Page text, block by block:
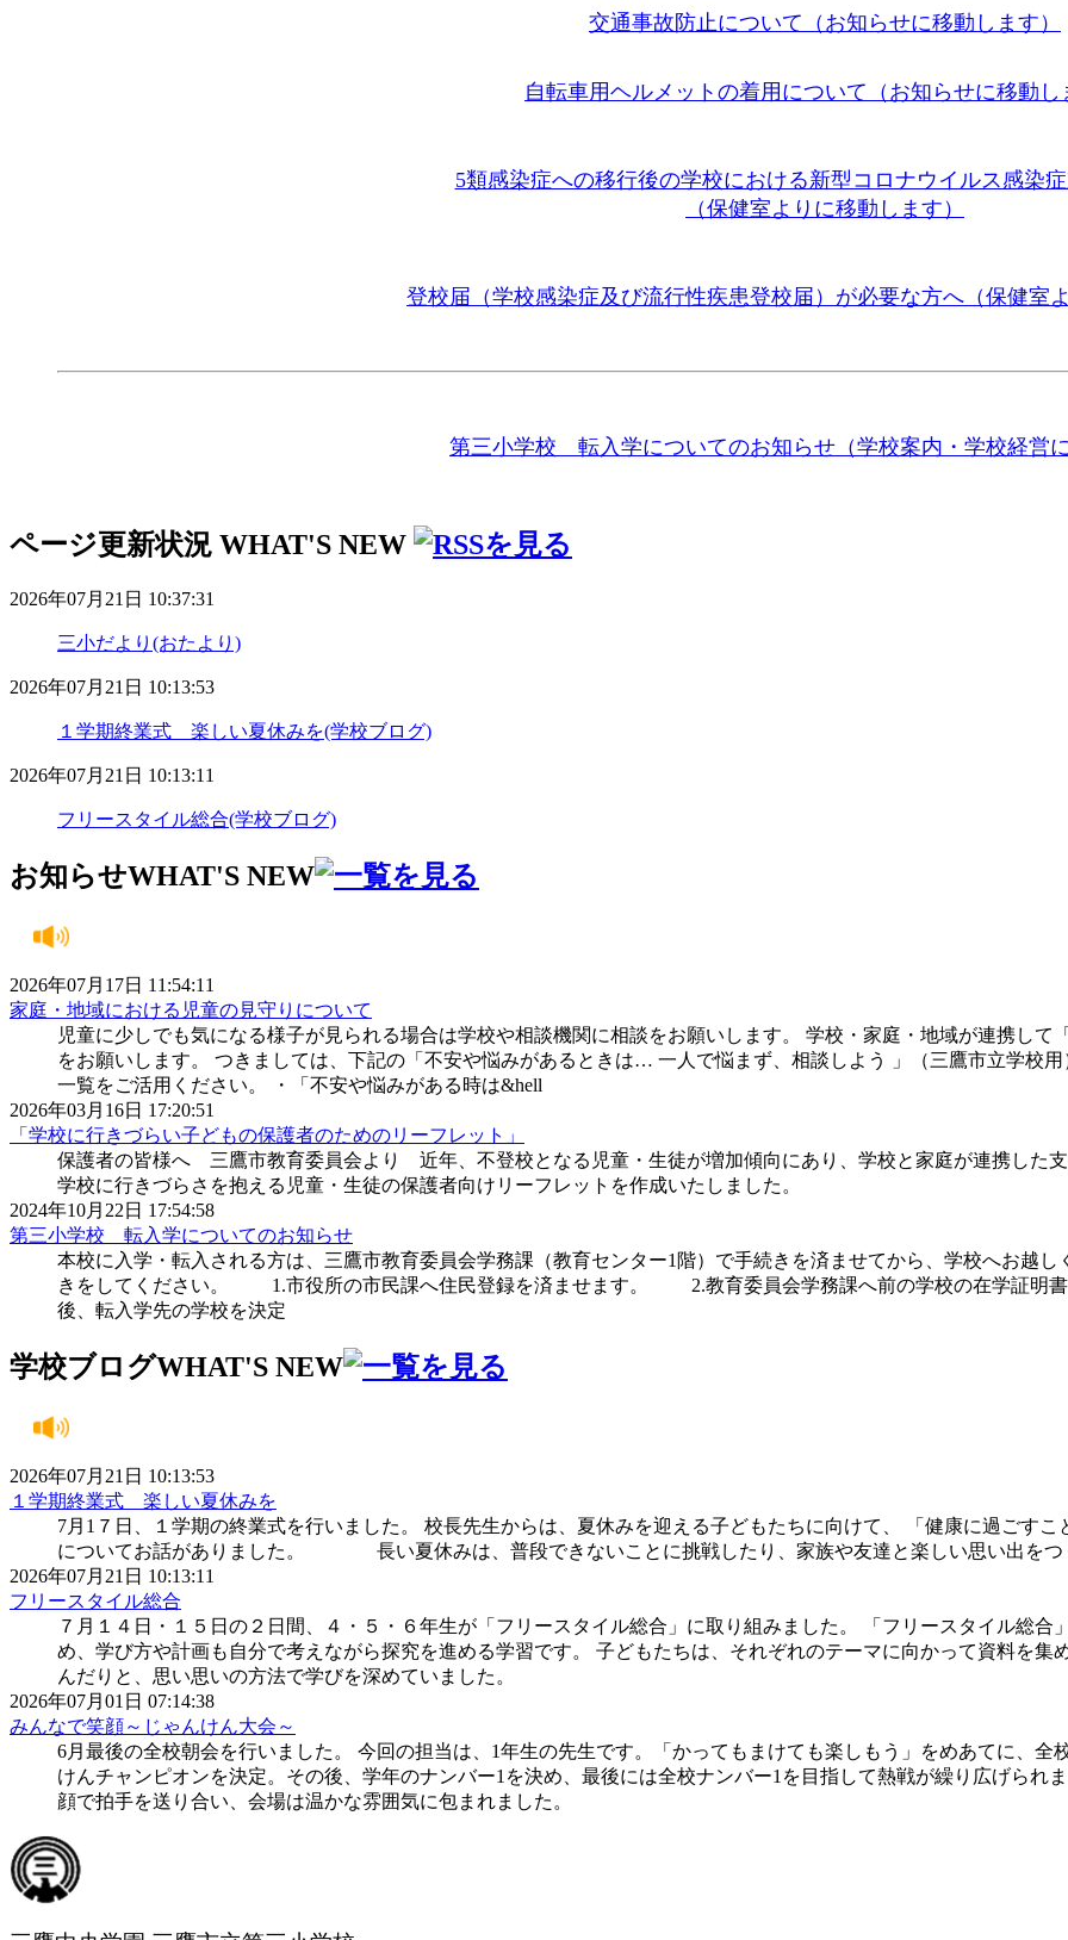
交通事故防止について（お知らせに移動します）
自転車用ヘルメットの着用について（お知らせに移動し
5類感染症への移行後の学校における新型コロナウイルス感染
（保健室よりに移動します）
登校届（学校感染症及び流行性疾患登校届）が必要な方へ（保健室
第三小学校 転入学についてのお知らせ（学校案内・学校経営に
ページ更新状況 WHAT'S NEW
2026年07月21日 10:37:31
三小だより(おたより)
2026年07月21日 10:13:53
１学期終業式 楽しい夏休みを(学校ブログ)
2026年07月21日 10:13:11
フリースタイル総合(学校ブログ)
お知らせWHAT'S NEW
2026年07月17日 11:54:11
家庭・地域における児童の見守りについて
児童に少しでも気になる様子が見られる場合は学校や相談機関に相談をお願いします。 学校・家庭・地域が連携し
をお願いします。 つきましては、下記の「不安や悩みがあるときは… 一人で悩まず、相談しよう 」（三鷹市立学校
一覧をご活用ください。 ・「不安や悩みがある時は&hell
2026年03月16日 17:20:51
「学校に行きづらい子どもの保護者のためのリーフレット」
保護者の皆様へ 三鷹市教育委員会より 近年、不登校となる児童・生徒が増加傾向にあり、学校と家庭が連携した支
学校に行きづらさを抱える児童・生徒の保護者向けリーフレットを作成いたしました。
2024年10月22日 17:54:58
第三小学校 転入学についてのお知らせ
本校に入学・転入される方は、三鷹市教育委員会学務課（教育センター1階）で手続きを済ませてから、学校へお越
きをしてください。 1.市役所の市民課へ住民登録を済ませます。 2.教育委員会学務課へ前の学校の在学証明
後、転入学先の学校を決定
学校ブログWHAT'S NEW
2026年07月21日 10:13:53
１学期終業式 楽しい夏休みを
7月1７日、１学期の終業式を行いました。 校長先生からは、夏休みを迎える子どもたちに向けて、 「健康に過ごす
についてお話がありました。 長い夏休みは、普段できないことに挑戦したり、家族や友達と楽しい思い出をつ
2026年07月21日 10:13:11
フリースタイル総合
７月１４日・１５日の２日間、４・５・６年生が「フリースタイル総合」に取り組みました。 「フリースタイル総
め、学び方や計画も自分で考えながら探究を進める学習です。 子どもたちは、それぞれのテーマに向かって資料を
んだりと、思い思いの方法で学びを深めていました。
2026年07月01日 07:14:38
みんなで笑顔～じゃんけん大会～
6月最後の全校朝会を行いました。 今回の担当は、1年生の先生です。「かってもまけても楽しもう」をめあてに、
けんチャンピオンを決定。その後、学年のナンバー1を決め、最後には全校ナンバー1を目指して熱戦が繰り広げられ
顔で拍手を送り合い、会場は温かな雰囲気に包まれました。